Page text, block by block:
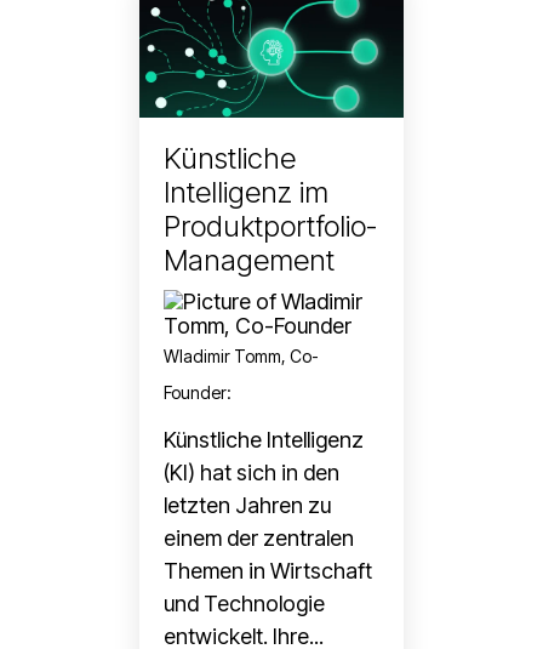
Künstliche
Intelligenz im
Produktportfolio-
Management
Wladimir Tomm, Co-
Founder:
Künstliche Intelligenz
(KI) hat sich in den
letzten Jahren zu
einem der zentralen
Themen in Wirtschaft
und Technologie
entwickelt. Ihre...